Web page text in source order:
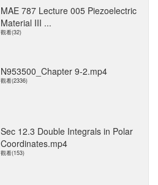
MAE 787 Lecture 005 Piezoelectric
Material III ...
觀看(32)
N953500_Chapter 9-2.mp4
觀看(2336)
Sec 12.3 Double Integrals in Polar
Coordinates.mp4
觀看(153)